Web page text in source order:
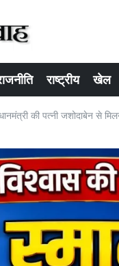
राष्ट्रीय खेल
की पत्नी जशोदाबेन से